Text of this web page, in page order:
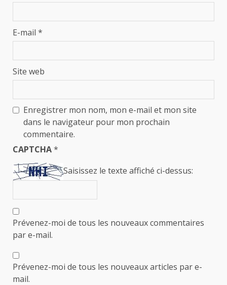
E-mail *
Site web
Enregistrer mon nom, mon e-mail et mon site
dans le navigateur pour mon prochain
commentaire.
CAPTCHA*
Saisissez le texte affiché ci-dessus:
Prévenez-moi de tous les nouveaux commentaires
par e-mail.
Prévenez-moi de tous les nouveaux articles par e-
mail.